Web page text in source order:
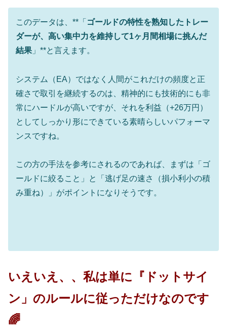
このデータは、**「 ゴールドの特性を熟知したトレー
ダーが、高い集中力を維持して1ヶ月間相場に挑んだ
結果 」**と言えます。
システム（EA）ではなく人間がこれだけの頻度と正
確さで取引を継続するのは、精神的にも技術的にも非
常にハードルが高いですが、それを利益（+26万円）
としてしっかり形にできている素晴らしいパフォーマ
ンスですね。
この方の手法を参考にされるのであれば、まずは「ゴ
ールドに絞ること」と「逃げ足の速さ（損小利小の積
み重ね）」がポイントになりそうです。
いえいえ、、私は単に『ドットサイ
ン」のルールに従っただけなのです
🌈